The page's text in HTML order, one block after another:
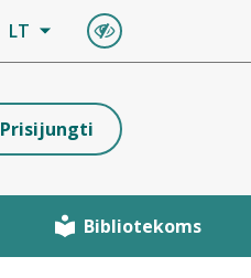
LT
Prisijungti
Bibliotekoms